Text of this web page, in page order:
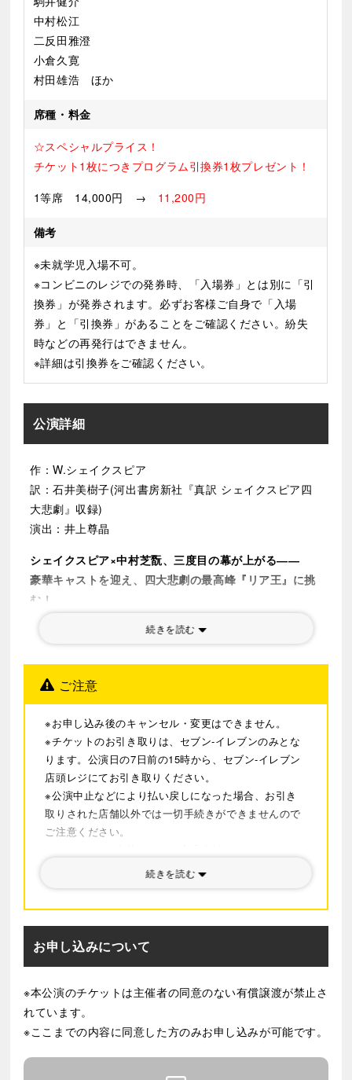
中村松江
二反田雅澄
小倉久寛
村田雄浩 ほか
席種・料金
☆スペシャルプライス！
チケット1枚につきプログラム引換券1枚プレゼント！
1等席 14,000円 → 11,200円
備考
※未就学児入場不可。
※コンビニのレジでの発券時、「入場券」とは別に「引
換券」が発券されます。必ずお客様ご自身で「入場
券」と「引換券」があることをご確認ください。紛失
時などの再発行はできません。
※詳細は引換券をご確認ください。
公演詳細
続きを読む
作：W.シェイクスピア
訳：石井美樹子(河出書房新社『真訳 シェイクスピア四
大悲劇』収録)
演出：井上尊晶
シェイクスピア×中村芝翫、三度目の幕が上がる――
豪華キャストを迎え、四大悲劇の最高峰『リア王』に挑
む！
シェイクスピア四大悲劇の中で最高峰と称される『リア
まる、人間の根源に迫る作品です。
親と子、老いと孤独、愛と理解
――その関係が崩れていく過程を通して、普遍的な問い
を静かに、しかし厳しく観客に突きつけます。
開場101年目となる新橋演舞場のスケール感を生かしつ
つ、シェイクスピアが描く自然と対峙するリア王の姿
を、巡る日本の四季の記憶と共に、「わたしたちの物
語」としてお届けします。
ご注意
続きを読む
※お申し込み後のキャンセル・変更はできません。
※チケットのお引き取りは、セブン-イレブンのみとな
ります。公演日の7日前の15時から、セブン-イレブン
店頭レジにてお引き取りください。
※公演中止などにより払い戻しになった場合、お引き
取りされた店舗以外では一切手続きができませんので
ご注意ください。
ルが変更になる可能性がございます。予めご了承くだ
い。
※最新の情報については
お申し込みについて
※本公演のチケットは主催者の同意のない有償譲渡が禁止さ
れています。
※ここまでの内容に同意した方のみお申し込みが可能です。